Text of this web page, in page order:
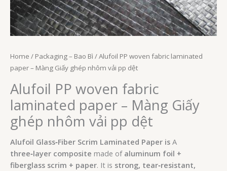
Home / Packaging – Bao Bì / Alufoil PP woven fabric laminated
paper – Màng Giấy ghép nhôm vải pp dệt
Alufoil PP woven fabric
laminated paper – Màng Giấy
ghép nhôm vải pp dệt
Alufoil Glass‑Fiber Scrim Laminated Paper is A
three‑layer composite made of aluminum foil +
fiberglass scrim + paper. It is strong, tear‑resistant,